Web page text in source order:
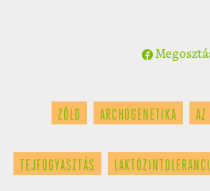
ZÖLD ARCHOGENETIKA
TEJFOGYASZTÁS